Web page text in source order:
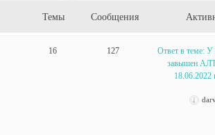
Темы Сообщения
16 127
Ответ в теме: У
завышен
18.06.2022